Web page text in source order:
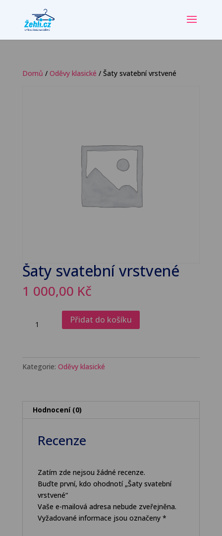
Domů / Oděvy klasické / Šaty svatební vrstvené
Šaty svatební vrstvené
1 000,00 Kč
svatební
Přidat do košíku
Kategorie: Oděvy klasické
Hodnocení (0)
Recenze
Zatím zde nejsou žádné recenze.
Buďte první, kdo ohodnotí „Šaty svatební
vrstvené“
Vaše e-mailová adresa nebude zveřejněna.
Vyžadované informace jsou označeny *